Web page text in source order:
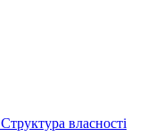
Структура власності